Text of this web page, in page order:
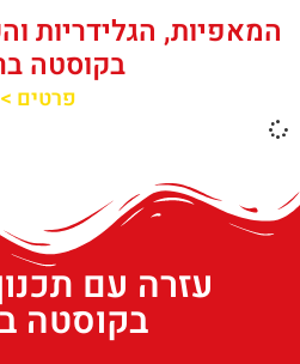
המאפיות, הגלידריות
בקוסטה
פרטים
עזרה עם
בקוסטה